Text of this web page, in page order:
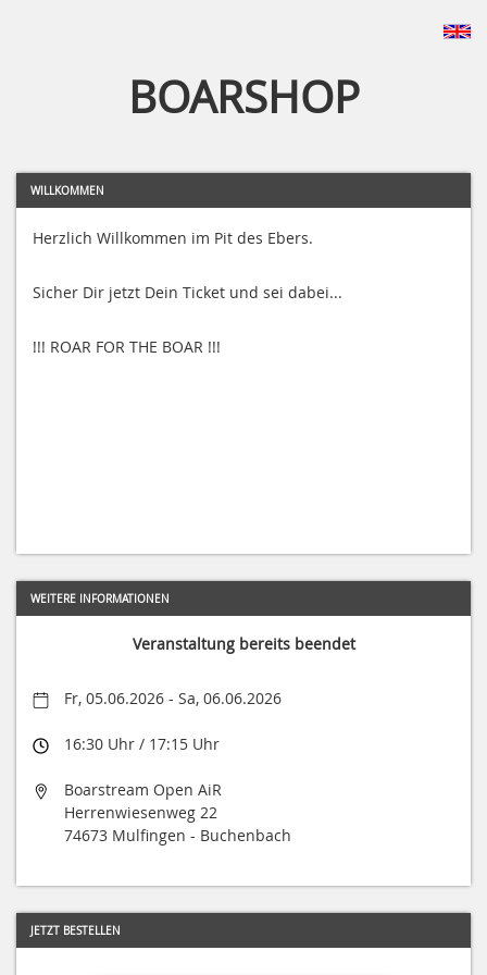
BOARSHOP
WILLKOMMEN
Herzlich Willkommen im Pit des Ebers.
Sicher Dir jetzt Dein Ticket und sei dabei...
!!! ROAR FOR THE BOAR !!!
WEITERE INFORMATIONEN
Veranstaltung bereits beendet
Fr, 05.06.2026 - Sa, 06.06.2026
16:30 Uhr / 17:15 Uhr
Boarstream Open AiR
Herrenwiesenweg 22
74673 Mulfingen - Buchenbach
JETZT BESTELLEN